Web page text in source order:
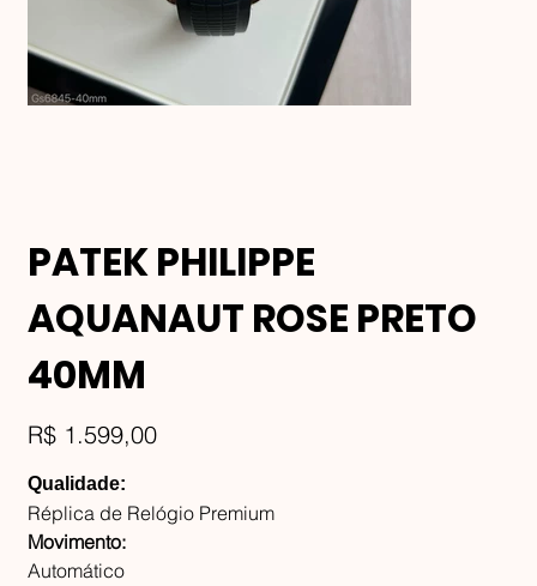
PATEK PHILIPPE
AQUANAUT ROSE PRETO
40MM
Preço
R$ 1.599,00
Qualidade:
Réplica de Relógio Premium
Movimento:
Automático